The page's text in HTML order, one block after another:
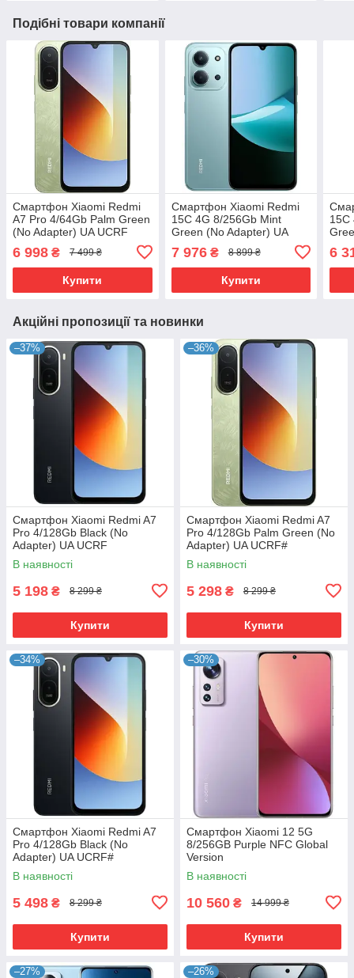
Подібні товари компанії
Смартфон Xiaomi Redmi
A7 Pro 4/64Gb Palm Green
(No Adapter) UA UCRF
6 998 ₴ 7 499 ₴
Купити
Смартфон Xiaomi Redmi
15C 4G 8/256Gb Mint
Green (No Adapter) UA
7 976₴ 8 899 ₴
Купити
15C
6
Акційні пропозиції та новинки
–37%
Смартфон Xiaomi Redmi A7
Pro 4/128Gb Black (No
Adapter) UA UCRF
В наявності
5 198 ₴ 8 299 ₴
Купити
–36%
Смартфон Xiaomi Redmi A7
Pro 4/128Gb Palm Green (No
Adapter) UA UCRF#
В наявності
5 298 ₴ 8 299 ₴
Купити
–34%
Смартфон Xiaomi Redmi A7
Pro 4/128Gb Black (No
Adapter) UA UCRF#
В наявності
5 498 ₴ 8 299 ₴
Купити
–30%
Смартфон Xiaomi 12 5G
8/256GB Purple NFC Global
Version
В наявності
10 560 ₴ 14 999 ₴
Купити
–27% –26%